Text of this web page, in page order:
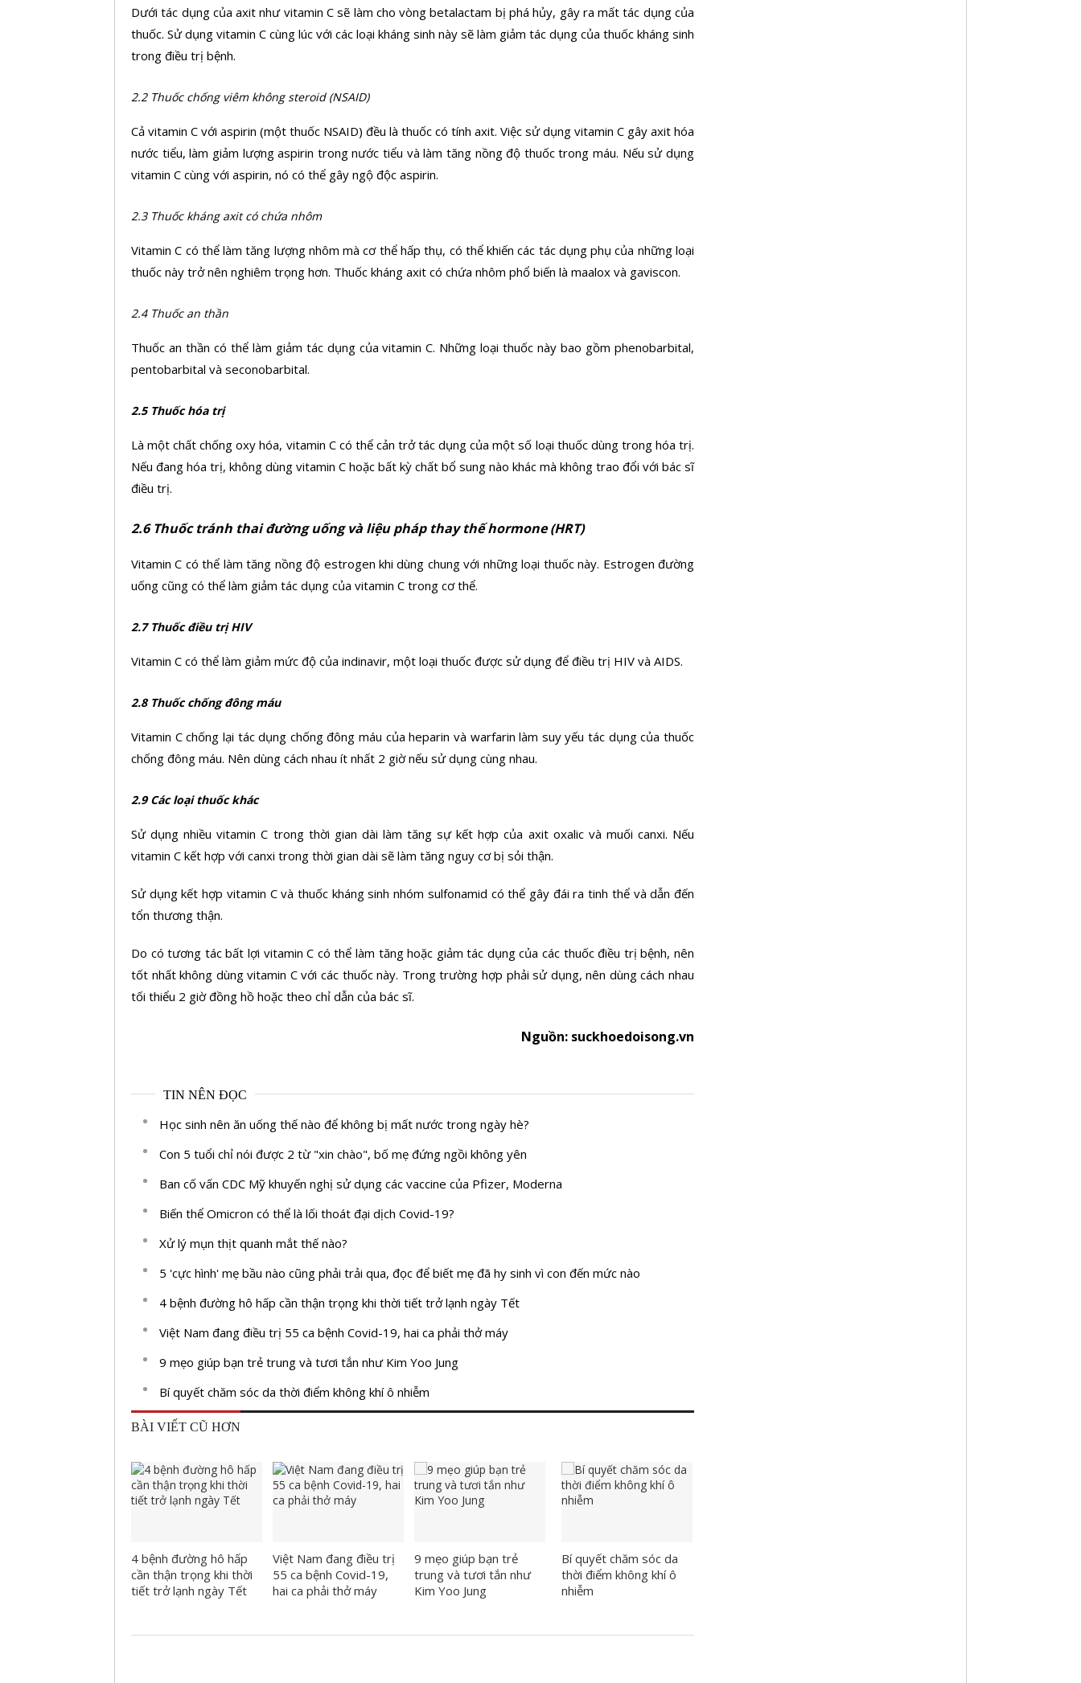
Dưới tác dụng của axit như vitamin C sẽ làm cho vòng betalactam bị phá hủy, gây ra mất tác dụng của
thuốc. Sử dụng vitamin C cùng lúc với các loại kháng sinh này sẽ làm giảm tác dụng của thuốc kháng sinh
trong điều trị bệnh.
2.2 Thuốc chống viêm không steroid (NSAID)
Cả vitamin C với aspirin (một thuốc NSAID) đều là thuốc có tính axit. Việc sử dụng vitamin C gây axit hóa
nước tiểu, làm giảm lượng aspirin trong nước tiểu và làm tăng nồng độ thuốc trong máu. Nếu sử dụng
vitamin C cùng với aspirin, nó có thể gây ngộ độc aspirin.
2.3 Thuốc kháng axit có chứa nhôm
Vitamin C có thể làm tăng lượng nhôm mà cơ thể hấp thụ, có thể khiến các tác dụng phụ của những loại
thuốc này trở nên nghiêm trọng hơn. Thuốc kháng axit có chứa nhôm phổ biến là maalox và gaviscon.
2.4 Thuốc an thần
Thuốc an thần có thể làm giảm tác dụng của vitamin C. Những loại thuốc này bao gồm phenobarbital,
pentobarbital và seconobarbital.
2.5 Thuốc hóa trị
Là một chất chống oxy hóa, vitamin C có thể cản trở tác dụng của một số loại thuốc dùng trong hóa trị.
Nếu đang hóa trị, không dùng vitamin C hoặc bất kỳ chất bổ sung nào khác mà không trao đổi với bác sĩ
điều trị.
2.6 Thuốc tránh thai đường uống và liệu pháp thay thế hormone (HRT)
Vitamin C có thể làm tăng nồng độ estrogen khi dùng chung với những loại thuốc này. Estrogen đường
uống cũng có thể làm giảm tác dụng của vitamin C trong cơ thể.
2.7 Thuốc điều trị HIV
Vitamin C có thể làm giảm mức độ của indinavir, một loại thuốc được sử dụng để điều trị HIV và AIDS.
2.8 Thuốc chống đông máu
Vitamin C chống lại tác dụng chống đông máu của heparin và warfarin làm suy yếu tác dụng của thuốc
chống đông máu. Nên dùng cách nhau ít nhất 2 giờ nếu sử dụng cùng nhau.
2.9 Các loại thuốc khác
Sử dụng nhiều vitamin C trong thời gian dài làm tăng sự kết hợp của axit oxalic và muối canxi. Nếu
vitamin C kết hợp với canxi trong thời gian dài sẽ làm tăng nguy cơ bị sỏi thận.
Sử dụng kết hợp vitamin C và thuốc kháng sinh nhóm sulfonamid có thể gây đái ra tinh thể và dẫn đến
tổn thương thận.
Do có tương tác bất lợi vitamin C có thể làm tăng hoặc giảm tác dụng của các thuốc điều trị bệnh, nên
tốt nhất không dùng vitamin C với các thuốc này. Trong trường hợp phải sử dụng, nên dùng cách nhau
tối thiểu 2 giờ đồng hồ hoặc theo chỉ dẫn của bác sĩ.
Nguồn: suckhoedoisong.vn
TIN NÊN ĐỌC
Học sinh nên ăn uống thế nào để không bị mất nước trong ngày hè?
Con 5 tuổi chỉ nói được 2 từ "xin chào", bố mẹ đứng ngồi không yên
Ban cố vấn CDC Mỹ khuyến nghị sử dụng các vaccine của Pfizer, Moderna
Biến thể Omicron có thể là lối thoát đại dịch Covid-19?
Xử lý mụn thịt quanh mắt thế nào?
5 'cực hình' mẹ bầu nào cũng phải trải qua, đọc để biết mẹ đã hy sinh vì con đến mức nào
4 bệnh đường hô hấp cần thận trọng khi thời tiết trở lạnh ngày Tết
Việt Nam đang điều trị 55 ca bệnh Covid-19, hai ca phải thở máy
9 mẹo giúp bạn trẻ trung và tươi tắn như Kim Yoo Jung
Bí quyết chăm sóc da thời điểm không khí ô nhiễm
BÀI VIẾT CŨ HƠN
4 bệnh đường hô hấp
cần thận trọng khi thời
tiết trở lạnh ngày Tết
Việt Nam đang điều trị
55 ca bệnh Covid-19,
hai ca phải thở máy
9 mẹo giúp bạn trẻ
trung và tươi tắn như
Kim Yoo Jung
Bí quyết chăm sóc da
thời điểm không khí ô
nhiễm